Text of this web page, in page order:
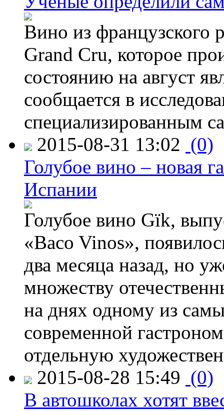
Вино из французского
Grand Cru, которое
состоянию на август
сообщается в
специализированным
2015-08-31 13:02 (0)
Голубое вино – новая
Испании
Голубое вино Gïk,
«Baco Vinos»,
два месяца назад, но
множеству
на днях одному из
современной
отдельную
2015-08-28 15:49 (0)
В автошколах хотят